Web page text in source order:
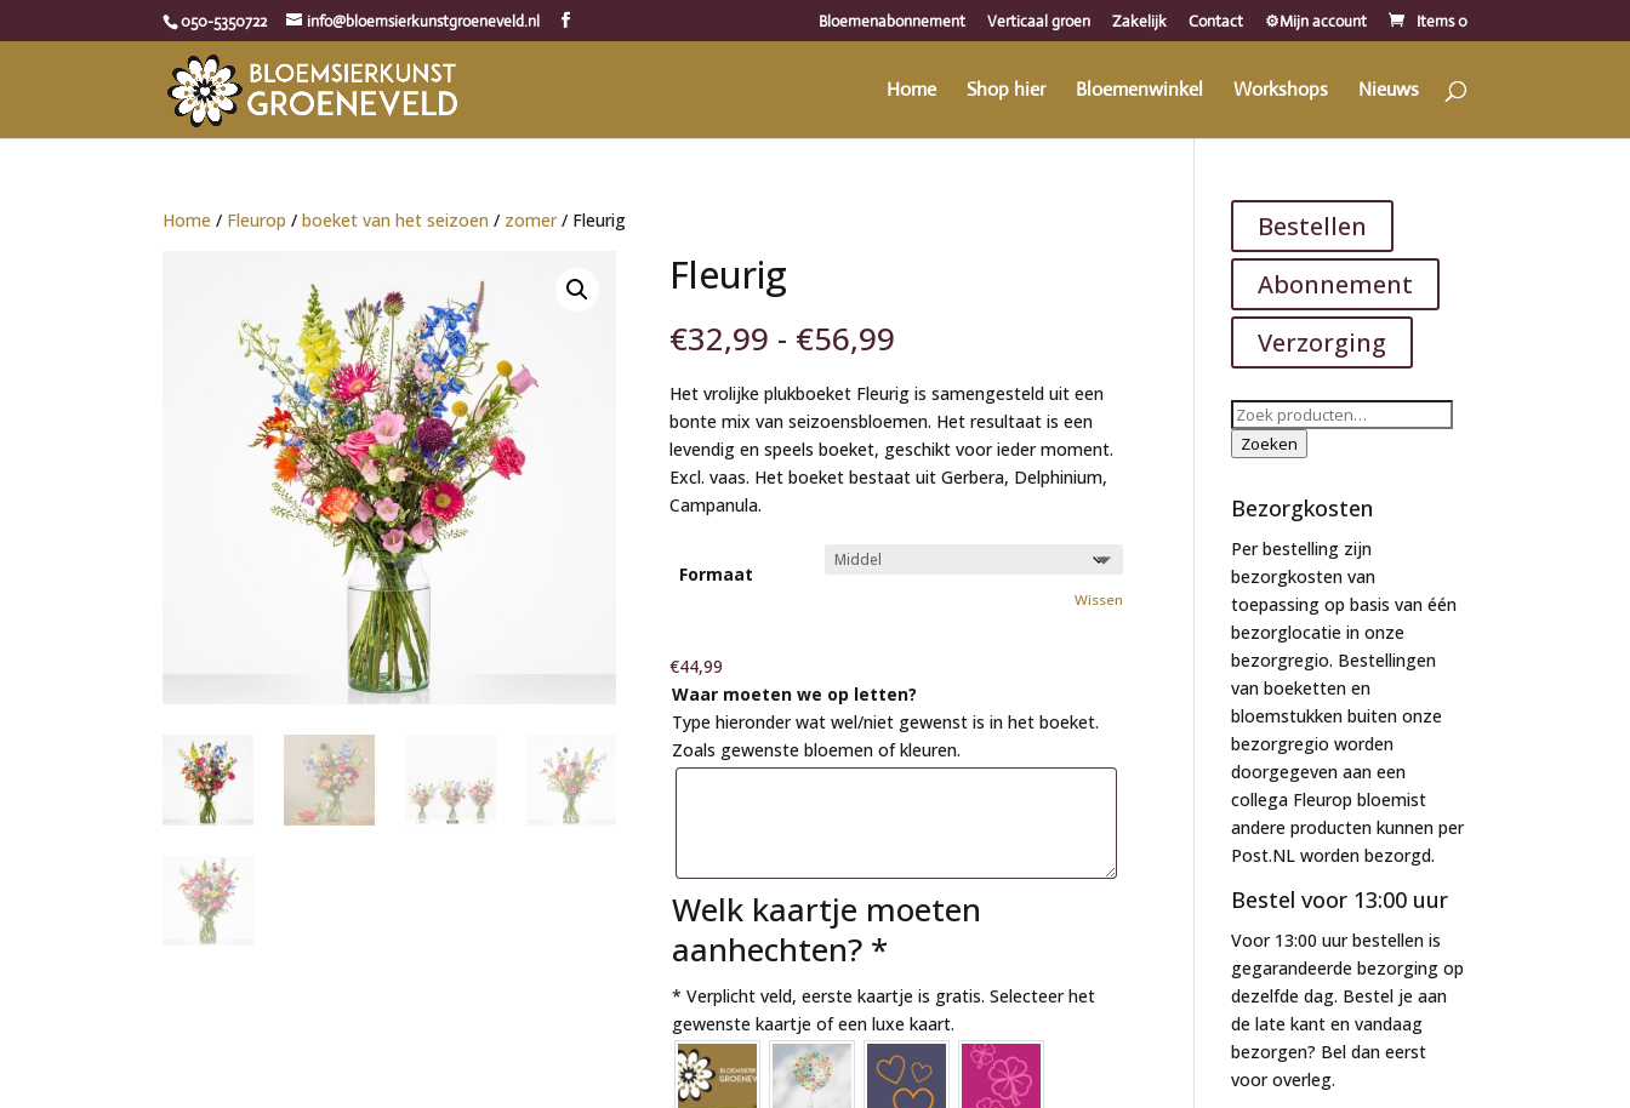
050-5350722 info@bloemsierkunstgroeneveld.nl Bloemenabonnement Verticaal groen Zakelijk Contact ⚙️Mijn account Items 0
Home Shop hier Bloemenwinkel Workshops Nieuws
Home / Fleurop /boeket van het seizoen / zomer/ Fleurig
Fleurig
€32,99 - €56,99Prijsklasse:
tot
€56,99
Het vrolijke plukboeket Fleurig is samengesteld uit een
bonte mix van seizoensbloemen. Het resultaat is een
levendig en speels boeket, geschikt voor ieder moment.
Excl. vaas. Het boeket bestaat uit Gerbera, Delphinium,
Campanula.
Formaat
Wissen
€44,99
Waar moeten we op letten?
Type hieronder wat wel/niet gewenst is in het boeket.
Zoals gewenste bloemen of kleuren.
Welk kaartje moeten
aanhechten? *
* Verplicht veld, eerste kaartje is gratis. Selecteer het
gewenste kaartje of een luxe kaart.
Bestellen
Abonnement
Verzorging
Zoeken
naar:
Zoeken
Bezorgkosten
Per bestelling zijn
bezorgkosten van
toepassing op basis van één
bezorglocatie in onze
bezorgregio. Bestellingen
van boeketten en
bloemstukken buiten onze
bezorgregio worden
doorgegeven aan een
collega Fleurop bloemist
andere producten kunnen per
Post.NL worden bezorgd.
Bestel voor 13:00 uur
Voor 13:00 uur bestellen is
gegarandeerde bezorging op
dezelfde dag. Bestel je aan
de late kant en vandaag
bezorgen? Bel dan eerst
voor overleg.